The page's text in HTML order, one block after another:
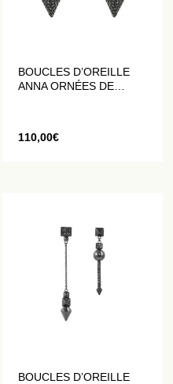
BOUCLES D’OREILLE
ANNA ORNÉES DE
110,00€
BOUCLES D’OREILLE